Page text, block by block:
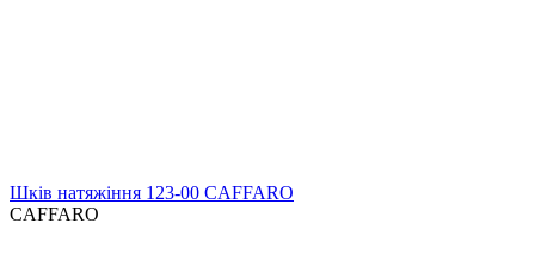
Шків натяжіння 123-00 CAFFARO
CAFFARO